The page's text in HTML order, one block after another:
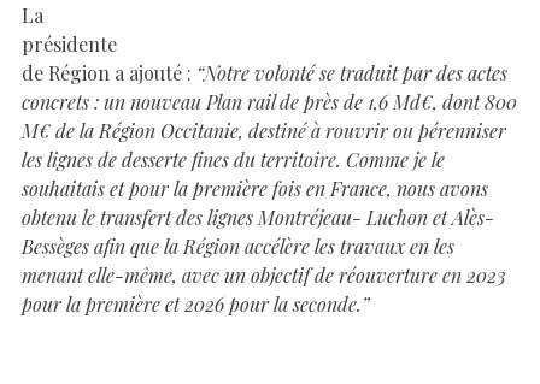
La
présidente
de Région a ajouté : “Notre volonté se traduit par des actes
concrets : un nouveau Plan rail de près de 1,6 Md€, dont 800
M€ de la Région Occitanie, destiné à rouvrir ou pérenniser
les lignes de desserte fines du territoire. Comme je le
souhaitais et pour la première fois en France, nous avons
obtenu le transfert des lignes Montréjeau- Luchon et Alès-
Bessèges afin que la Région accélère les travaux en les
menant elle-même, avec un objectif de réouverture en 2023
pour la première et 2026 pour la seconde.”